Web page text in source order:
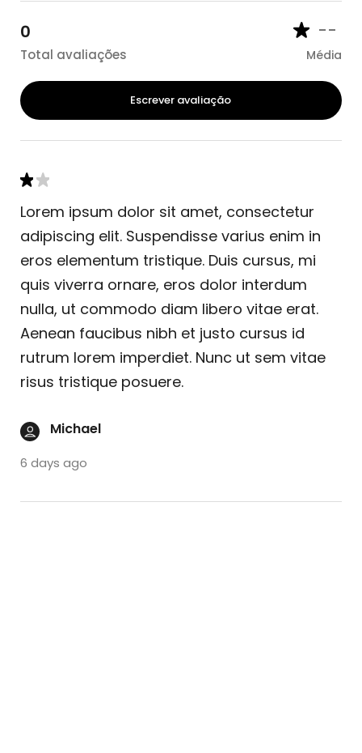
0
Total avaliações
--
Média
Escrever avaliação
Lorem ipsum dolor sit amet, consectetur
adipiscing elit. Suspendisse varius enim in
eros elementum tristique. Duis cursus, mi
quis viverra ornare, eros dolor interdum
nulla, ut commodo diam libero vitae erat.
Aenean faucibus nibh et justo cursus id
rutrum lorem imperdiet. Nunc ut sem vitae
risus tristique posuere.
Michael
6 days ago